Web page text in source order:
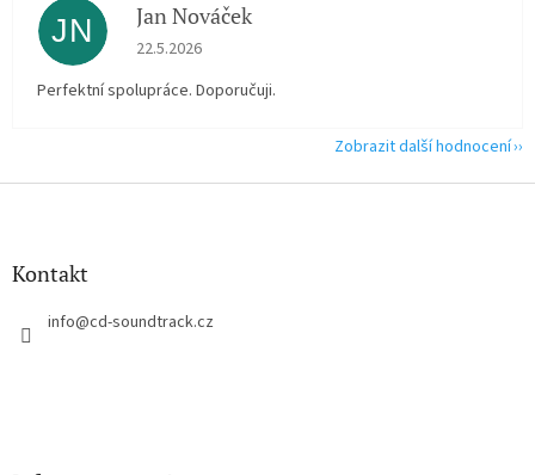
JN Jan Nováček
Hodnocení obchodu je 5 z 5 hvězdiček.
22.5.2026
Perfektní spolupráce. Doporučuji.
Zobrazit další hodnocení
Z
Kontakt
info@cd-soundtrack.cz